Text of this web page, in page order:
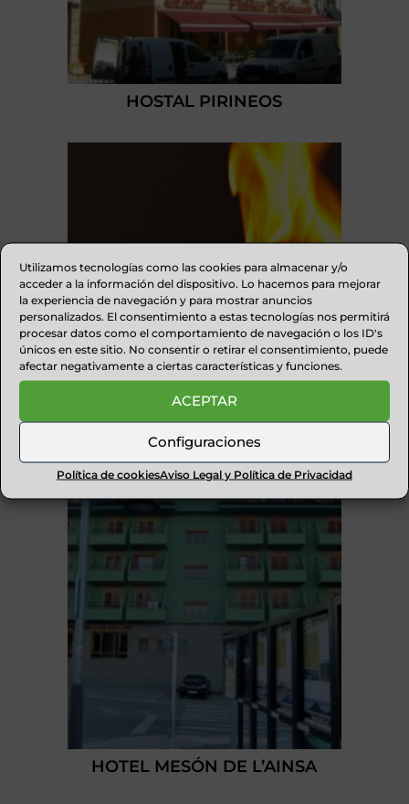
Utilizamos tecnologías como las cookies para almacenar y/o
acceder a la información del dispositivo. Lo hacemos para mejorar
la experiencia de navegación y para mostrar anuncios
personalizados. El consentimiento a estas tecnologías nos permitirá
procesar datos como el comportamiento de navegación o los ID's
únicos en este sitio. No consentir o retirar el consentimiento, puede
afectar negativamente a ciertas características y funciones.
ACEPTAR
Configuraciones
Política de cookiesAviso Legal y Política de Privacidad
HOSTAL PIRINEOS
BIOMASA DEL ALTOARAGÓN
HOTEL MESÓN DE L’AINSA